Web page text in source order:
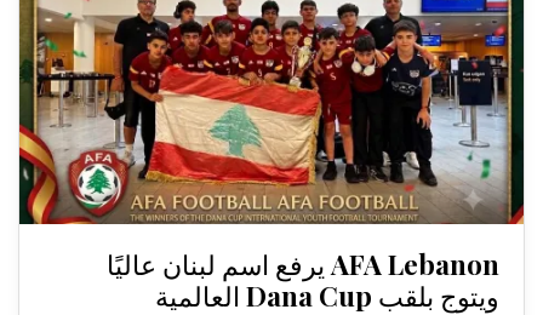
AFA Lebanon يرفع اسم لبنان عاليًا
ويتوج بلقب Dana Cup العالمية